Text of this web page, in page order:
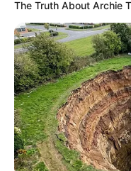
The Truth About Archie